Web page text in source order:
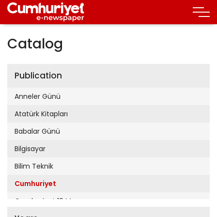
Catalog
Publication
Anneler Günü
Atatürk Kitapları
Babalar Günü
Bilgisayar
Bilim Teknik
Cumhuriyet
Cumhuriyet 19 Mayıs